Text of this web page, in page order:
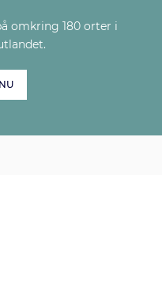
omkring 180 orter i